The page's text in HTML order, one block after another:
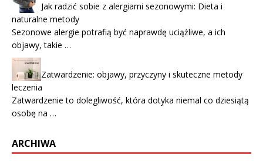
Jak radzić sobie z alergiami sezonowymi: Dieta i
naturalne metody
Sezonowe alergie potrafią być naprawdę uciążliwe, a ich
objawy, takie …
Zatwardzenie: objawy, przyczyny i skuteczne metody
leczenia
Zatwardzenie to dolegliwość, która dotyka niemal co dziesiątą
osobę na …
ARCHIWA